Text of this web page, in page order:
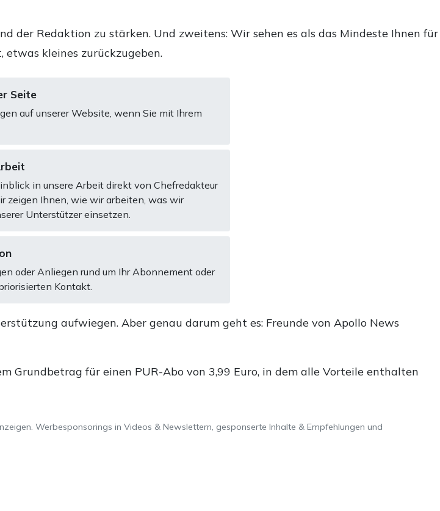
der Redaktion zu stärken. Und zweitens: Wir sehen es als das Mindeste Ihnen für
kleines zurückzugeben.
Seite
auf unserer Website, wenn Sie mit Ihrem
in unsere Arbeit direkt von Chefredakteur
zeigen Ihnen, wie wir arbeiten, was wir
Unterstützer einsetzen.
oder Anliegen rund um Ihr Abonnement oder
Kontakt.
aufwiegen. Aber genau darum geht es: Freunde von Apollo News
Grundbetrag für einen PUR-Abo von 3,99 Euro, in dem alle Vorteile enthalten
Werbesponsorings in Videos & Newslettern, gesponserte Inhalte & Empfehlungen und